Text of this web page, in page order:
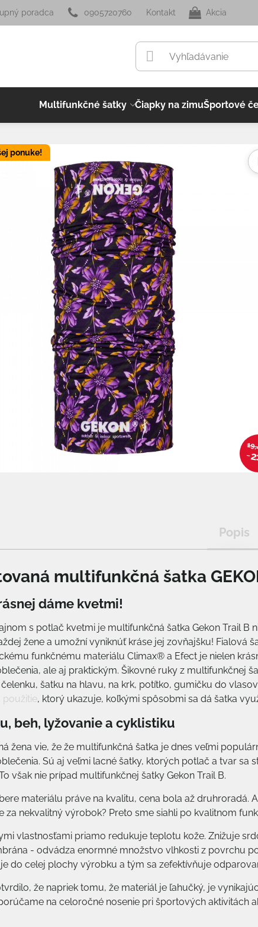
poradca 0905720760 Kontakt Akcia
Multifunkčné šatky Čiapky na zimuŠportové
ponuke!
Popis
multifunkčná šatka
dáme kvetmi!
s potlač kvetmi je multifunkčná šatka Gekon Trail B
žene a umožní vyniknúť kráse jej zovňajšku! Fialová
funkčnému materiálu Climax® a Efect je nielen
ale aj praktickým. Šikovné ruky z multifunkčnej
šatku na hlavu, na krk, potítko, gumičku do vlasov
použitie, ktorý ukazuje, koľkými spôsobmi sa dá šatka
beh, lyžovanie a cyklistiku
žena vie, že že multifunkčná šatka je dnes veľmi
Sú aj veľmi lacné šatky, ktorých potlač a tvar sa
však nie prípad multifunkčnej šatky Gekon Trail B.
materiálu práve na kvalitu, cena bola až druhroradá.
za nekvalitný výrobok? Preto sme siahli po kvalitnom
vlastnosťami priamo redukuje teplotu kože. Znižuje
- odvádza enormné množstvo vlhkosti z povrchu
do celej plochy výrobku a tým sa zefektívňuje
že napriek tomu, že materiál je ľahučký, je
na celoročné nosenie pri športových aktivitách